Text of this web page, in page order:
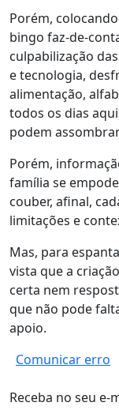
Porém,
bingo faz-de-
culpabilização
e tecnologia,
alimentação,
todos os dias
podem
Porém,
família se
couber, afinal,
limitações e
Mas, para
vista que a
certa nem
que não pode
apoio.
Comunicar erro
Receba no seu e-